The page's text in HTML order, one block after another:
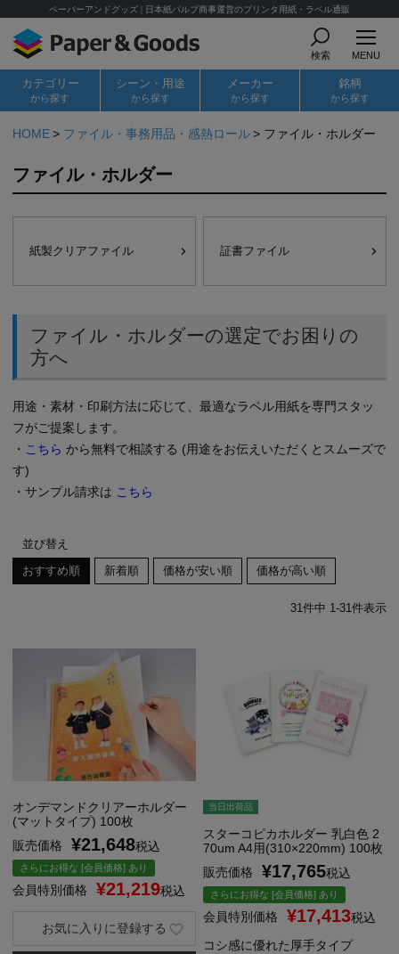
ペーパーアンドグッズ | 日本紙パルプ商事運営のプリンタ用紙・ラベル通販
検索 MENU
カテゴリー
から探す
シーン・用途
から探す
メーカー
から探す
銘柄
から探す
HOME ファイル・事務用品・感熱ロール ファイル・ホルダー
ファイル・ホルダー
紙製クリアファイル 証書ファイル
ファイル・ホルダーの選定でお困りの
方へ
用途・素材・印刷方法に応じて、最適なラベル用紙を専門スタッ
フがご提案します。
・ こちら から無料で相談する (用途をお伝えいただくとスムーズで
す)
・サンプル請求は こちら
並び替え
おすすめ順
新着順 価格が安い順 価格が高い順
31件中 1-31件表示
オンデマンドクリアーホルダー
(マットタイプ) 100枚
販売価格
¥21,648税込
さらにお得な [会員価格] あり
会員特別価格 ¥21,219税込
お気に入りに登録する
当日出荷品
スターコピカホルダー 乳白色 2
70um A4用(310×220mm) 100枚
販売価格
¥17,765税込
さらにお得な [会員価格] あり
会員特別価格 ¥17,413税込
コシ感に優れた厚手タイプ